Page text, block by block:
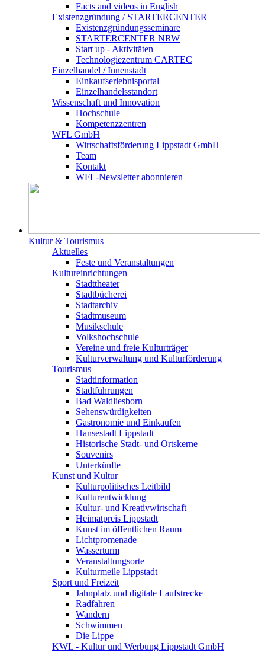
Facts and videos in English
Existenz­gründung / STARTERCENTER
Existenzgründungsseminare
STARTERCENTER NRW
Start up - Aktivitäten
Technologiezentrum CARTEC
Einzelhandel / Innenstadt
Einkaufserlebnisportal
Einzelhandelsstandort
Wissenschaft und Innovation
Hochschule
Kompetenzzentren
WFL GmbH
Wirtschaftsförderung Lippstadt GmbH
Team
Kontakt
WFL-Newsletter abonnieren
Kultur & Tourismus
Aktuelles
Feste und Veranstaltungen
Kultureinrichtungen
Stadttheater
Stadtbücherei
Stadtarchiv
Stadtmuseum
Musikschule
Volkshochschule
Vereine und freie Kulturträger
Kulturverwaltung und Kulturförderung
Tourismus
Stadtinformation
Stadtführungen
Bad Waldliesborn
Sehenswürdigkeiten
Gastronomie und Einkaufen
Hansestadt Lippstadt
Historische Stadt- und Ortskerne
Souvenirs
Unterkünfte
Kunst und Kultur
Kulturpolitisches Leitbild
Kulturentwicklung
Kultur- und Kreativwirtschaft
Heimatpreis Lippstadt
Kunst im öffentlichen Raum
Lichtpromenade
Wasserturm
Veranstaltungsorte
Kulturmeile Lippstadt
Sport und Freizeit
Jahnplatz und digitale Laufstrecke
Radfahren
Wandern
Schwimmen
Die Lippe
KWL - Kultur und Werbung Lippstadt GmbH